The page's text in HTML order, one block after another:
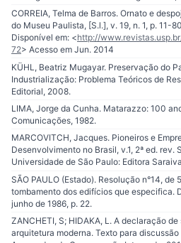
CORREIA, Telma de Barros. Ornato e
do Museu Paulista, [S.l.], v. 19, n. 1, p. 11-
Disponível em: <http://
72> Acesso em Jun. 2014
KÜHL, Beatriz Mugayar. Preservação do
Industrialização: Problema Teóricos de
Editorial, 2008.
LIMA, Jorge da Cunha. Matarazzo: 100
Comunicações, 1982.
MARCOVITCH, Jacques. Pioneiros e
Desenvolvimento no Brasil, v.1, 2ª ed. rev.
Universidade de São Paulo: Editora
SÃO PAULO (Estado). Resolução n°14, de
tombamento dos edifícios que especifica.
junho de 1986, p. 22.
ZANCHETI, S; HIDAKA, L. A declaração
arquitetura moderna. Texto para